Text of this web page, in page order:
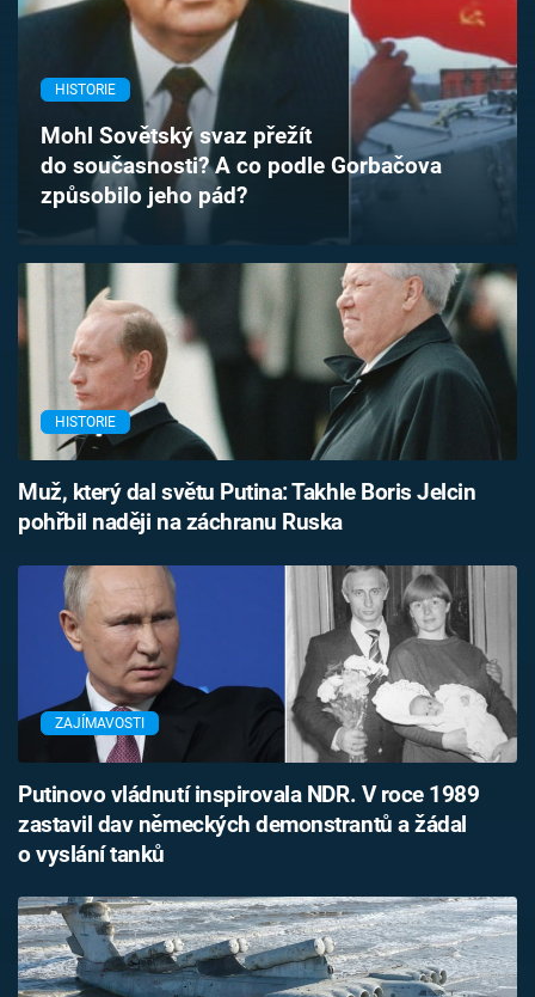
TV Program
Časopis
Sledujte prima+
Sledujte nás
HISTORIE
Mohl Sovětský svaz přežít
do současnosti? A co podle Gorbačova
způsobilo jeho pád?
HISTORIE
Muž, který dal světu Putina: Takhle Boris Jelcin
pohřbil naději na záchranu Ruska
ZAJÍMAVOSTI
Putinovo vládnutí inspirovala NDR. V roce 1989
zastavil dav německých demonstrantů a žádal
o vyslání tanků